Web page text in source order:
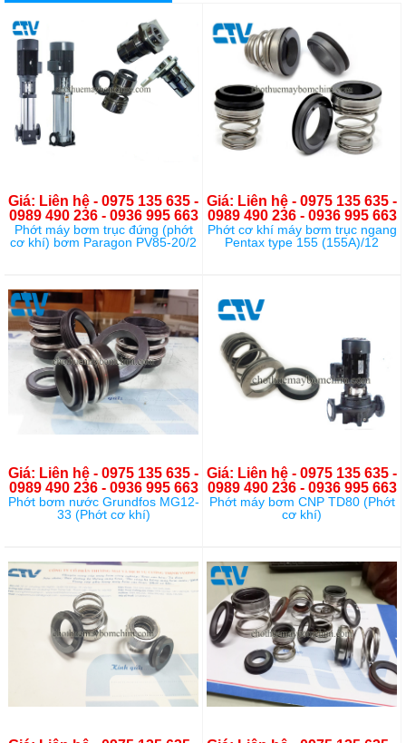
Giá: Liên hệ - 0975 135 635 -
0989 490 236 - 0936 995 663
Phớt máy bơm trục đứng (phớt
cơ khí) bơm Paragon PV85-20/2
Giá: Liên hệ - 0975 135 635 -
0989 490 236 - 0936 995 663
Phớt cơ khí máy bơm trục ngang
Pentax type 155 (155A)/12
Giá: Liên hệ - 0975 135 635 -
0989 490 236 - 0936 995 663
Phớt bơm nước Grundfos MG12-
33 (Phớt cơ khí)
Giá: Liên hệ - 0975 135 635 -
0989 490 236 - 0936 995 663
Phớt máy bơm CNP TD80 (Phớt
cơ khí)